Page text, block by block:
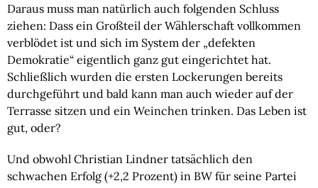
Daraus muss man natürlich auch folgenden Schluss
ziehen: Dass ein Großteil der Wählerschaft vollkommen
verblödet ist und sich im System der „defekten
Demokratie“ eigentlich ganz gut eingerichtet hat.
Schließlich wurden die ersten Lockerungen bereits
durchgeführt und bald kann man auch wieder auf der
Terrasse sitzen und ein Weinchen trinken. Das Leben ist
gut, oder?
Und obwohl Christian Lindner tatsächlich den
schwachen Erfolg (+2,2 Prozent) in BW für seine Partei